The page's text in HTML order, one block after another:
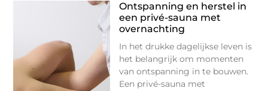
Ontspanning en herstel in
een privé-sauna met
overnachting
In het drukke dagelijkse leven is
het belangrijk om momenten
van ontspanning in te bouwen.
Een privé-sauna met